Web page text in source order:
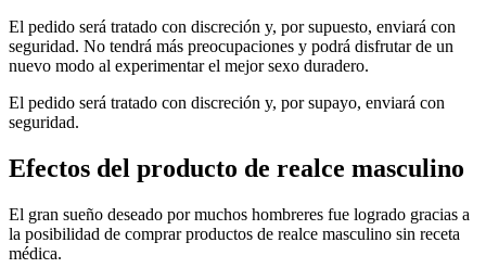
El pedido será tratado con discreción y, por supuesto, enviará con
seguridad. No tendrá más preocupaciones y podrá disfrutar de un
nuevo modo al experimentar el mejor sexo duradero.
El pedido será tratado con discreción y, por supayo, enviará con
seguridad.
Efectos del producto de realce masculino
El gran sueño deseado por muchos hombreres fue logrado gracias a
la posibilidad de comprar productos de realce masculino sin receta
médica.